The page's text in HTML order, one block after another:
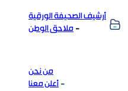
أرشيف الصحيفة الورقية
ملاحق الوطن
من نحن
أعلن معنا